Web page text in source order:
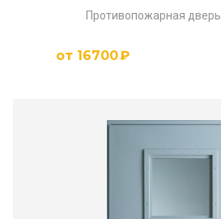
Противопожарная дверь
от 16700₽